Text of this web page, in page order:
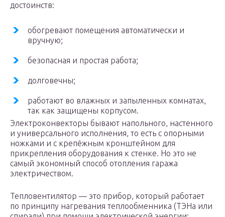
достоинств:
обогревают помещения автоматически и
вручную;
безопасная и простая работа;
долговечны;
работают во влажных и запыленных комнатах,
так как защищены корпусом.
Электроконвекторы бывают напольного, настенного
и универсального исполнения, то есть с опорными
ножками и с крепёжным кронштейном для
прикрепления оборудования к стенке. Но это не
самый экономный способ отопления гаража
электричеством.
Тепловентилятор — это прибор, который работает
по принципу нагревания теплообменника (ТЭНа или